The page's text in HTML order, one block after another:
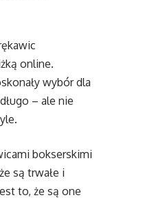
online.
wybór dla
– ale nie
bokserskimi
są trwałe i
to, że są one